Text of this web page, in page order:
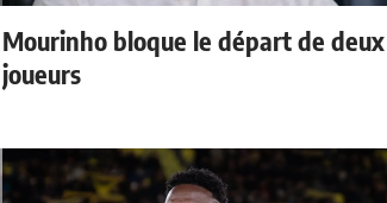
Mourinho bloque le départ de deux
joueurs